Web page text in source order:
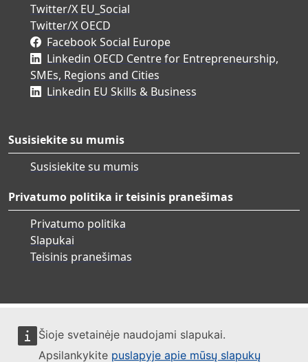
Šioje svetainėje naudojami slapukai.
Apsilankykite puslapyje apie mūsų slapukų
Twitter/X EU_Social
Twitter/X OECD
Facebook Social Europe
Linkedin OECD Centre for Entrepreneurship,
SMEs, Regions and Cities
Linkedin EU Skills & Business
Susisiekite su mumis
Susisiekite su mumis
Privatumo politika ir teisinis pranešimas
Privatumo politika
Slapukai
Teisinis pranešimas